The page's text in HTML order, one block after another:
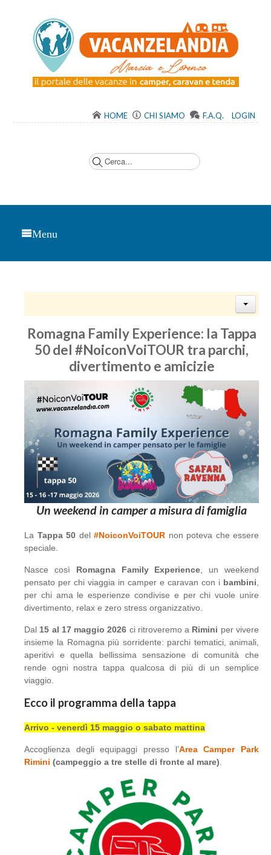
HOME CHI SIAMO F.A.Q. LOGIN
Menu
Romagna Family Experience: la Tappa
50 del #NoiconVoiTOUR tra parchi,
divertimento e amicizie
Un weekend in camper a misura di famiglia
La Tappa 50 del #NoiconVoiTOUR non poteva che essere
speciale.
Nasce così Romagna Family Experience , un weekend
pensato per chi viaggia in camper e caravan con i bambini
per chi ama le esperienze condivise e per chi vuole unire
divertimento, relax e zero stress organizzativo.
Dal 15 al 17 maggio 2026 ci ritroveremo a Rimini per vivere
insieme la Romagna più sorridente: parchi tematici, animali,
aperitivi e quella bellissima sensazione di comunità che
rende ogni nostra tappa qualcosa di più di un semplice
viaggio.
Ecco il programma della tappa
Arrivo - venerdì 15 maggio o sabato mattina
Accoglienza degli equipaggi presso l’Area Camper Park
Rimini (campeggio a tre stelle di fronte al mare)